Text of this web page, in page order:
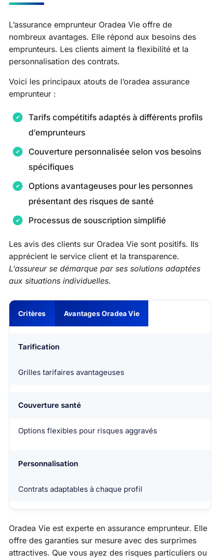
L’assurance emprunteur Oradea Vie offre de
nombreux avantages. Elle répond aux besoins des
emprunteurs. Les clients aiment la flexibilité et la
personnalisation des contrats.
Voici les principaux atouts de l’oradea assurance
emprunteur :
Tarifs compétitifs adaptés à différents profils
d’emprunteurs
Couverture personnalisée selon vos besoins
spécifiques
Options avantageuses pour les personnes
présentant des risques de santé
Processus de souscription simplifié
Les avis des clients sur Oradea Vie sont positifs. Ils
apprécient le service client et la transparence.
L’assureur se démarque par ses solutions adaptées
aux situations individuelles.
Critères Avantages Oradea Vie
Tarification
Grilles tarifaires avantageuses
Couverture santé
Options flexibles pour risques aggravés
Personnalisation
Contrats adaptables à chaque profil
Oradea Vie est experte en assurance emprunteur. Elle
offre des garanties sur mesure avec des surprimes
attractives. Que vous ayez des risques particuliers ou